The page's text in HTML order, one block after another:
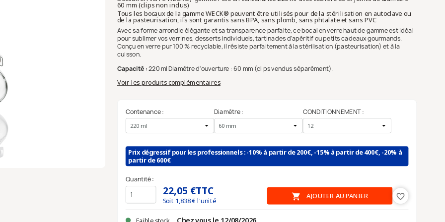
60 mm (clips non inclus)
Tous les bocaux de la gamme WECK® peuvent être utilisés pour de la stérilisation en autoclave ou
de la pasteurisation, ils sont garantis sans BPA, sans plomb, sans phtalate et sans PVC
Avec sa forme arrondie élégante et sa transparence parfaite, ce bocal en verre haut de gamme est idéal
pour sublimer vos verrines, desserts individuels, tartinades d’apéritif ou petits cadeaux gourmands.
Conçu en verre pur 100 % recyclable, il résiste parfaitement à la stérilisation (pasteurisation) et à la
cuisson.
Capacité :220 ml Diamètre d'ouverture : 60 mm (clips vendus séparément).
Voir les produits complémentaires
Contenance : Diamètre : CONDITIONNEMENT :
Prix dégressif pour les professionnels : -10% à partir de 200€, -15% à partir de 400€, -20% à
partir de 600€
Quantité :
22,05 €TTC
Soit 1,838€ l'unité  AJOUTER AU PANIER favorite_border